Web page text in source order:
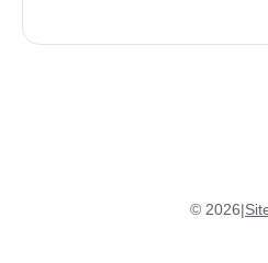
© 2026|